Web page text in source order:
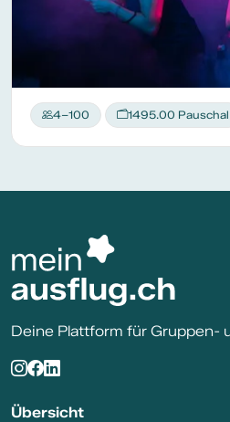
4–100 1495.00 Pauschal
Deine Plattform für Gruppen-
Übersicht